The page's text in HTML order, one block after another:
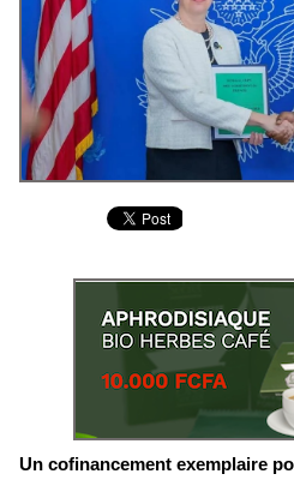
Un cofinancement exemplaire